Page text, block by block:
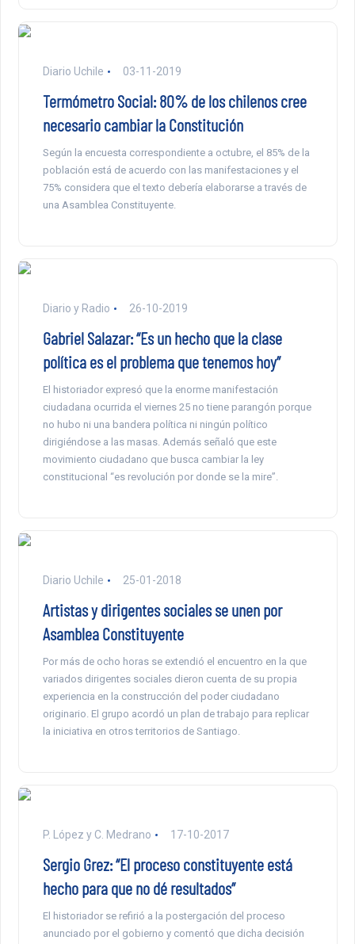
Diario Uchile 03-11-2019
Termómetro Social: 80% de los chilenos cree
necesario cambiar la Constitución
Según la encuesta correspondiente a octubre, el 85% de la
población está de acuerdo con las manifestaciones y el
75% considera que el texto debería elaborarse a través de
una Asamblea Constituyente.
Diario y Radio 26-10-2019
Gabriel Salazar: “Es un hecho que la clase
política es el problema que tenemos hoy”
El historiador expresó que la enorme manifestación
ciudadana ocurrida el viernes 25 no tiene parangón porque
no hubo ni una bandera política ni ningún político
dirigiéndose a las masas. Además señaló que este
movimiento ciudadano que busca cambiar la ley
constitucional “es revolución por donde se la mire”.
Diario Uchile 25-01-2018
Artistas y dirigentes sociales se unen por
Asamblea Constituyente
Por más de ocho horas se extendió el encuentro en la que
variados dirigentes sociales dieron cuenta de su propia
experiencia en la construcción del poder ciudadano
originario. El grupo acordó un plan de trabajo para replicar
la iniciativa en otros territorios de Santiago.
P. López y C. Medrano 17-10-2017
Sergio Grez: “El proceso constituyente está
hecho para que no dé resultados”
El historiador se refirió a la postergación del proceso
anunciado por el gobierno y comentó que dicha decisión